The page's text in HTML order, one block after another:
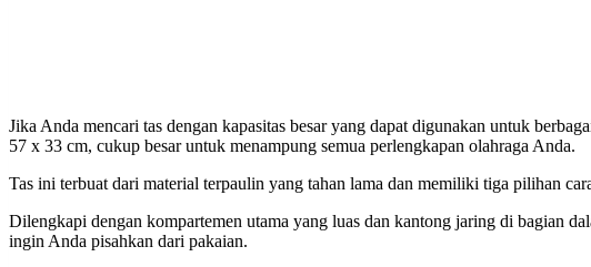
Jika Anda mencari tas dengan kapasitas besar yang dapat digunakan untuk
57 x 33 cm, cukup besar untuk menampung semua perlengkapan olahraga Anda.
Tas ini terbuat dari material terpaulin yang tahan lama dan memiliki tiga pilihan
Dilengkapi dengan kompartemen utama yang luas dan kantong jaring di bagian
ingin Anda pisahkan dari pakaian.